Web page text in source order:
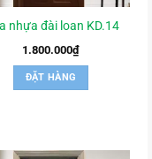
nhựa đài loan KD.14
1.800.000₫
ĐẶT HÀNG